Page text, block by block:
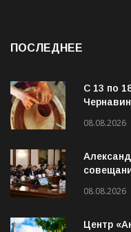
ПОСЛЕДНЕЕ
С 13 по
08.08.2026
08.08.2026
Центр